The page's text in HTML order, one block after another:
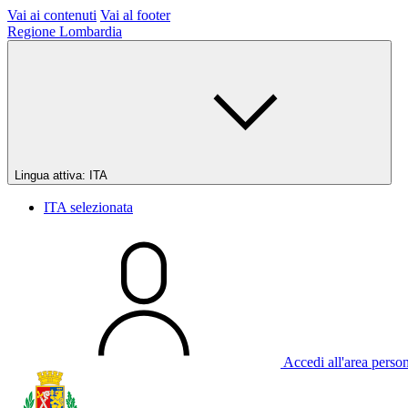
Vai ai contenuti Vai al footer
Regione Lombardia
Lingua attiva: ITA
ITA selezionata
Accedi all'area